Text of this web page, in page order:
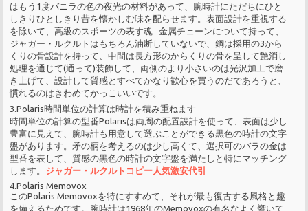
はもう1度バニラの色の夜光の材料があって、腕時計にただちにひと
しきりひとしきり昔を懐かしむ味を配らせます。表面設計を重視する
を除いて、高級のスポーツの表す魂─金属チェーンについて持って、
ジャガー・ルクルトはもちろん油断していないで、鋼は採用の3から
くりの骨設計を持って、中間は長方形のからくりの骨を呈して艶消し
処理を通じて(通って)装飾して、両側のより小さいのは光沢加工で磨
き上げて、設計して質感とすべてかなり歓心を買うのだであろうと、
慣れるのはきわめてかっこいいです。
3.Polaris時間単位の計算は時計を積み重ねます
時間単位の計算の型番Polarisは両周の配置設計を使って、表面は少し
豊富に見えて、腕時計も用意して選ぶことができる黒色の時計の文字
盤があります。矛の柄を考えるのは少し高くて、選択可のバラの金は
型番を表して、質感の黒色の時計の文字盤を満たしと特にマッチング
します。 ジャガー・ルクルトコピー人気激安代引
4.Polaris Memovox
このPolaris Memovoxを特にすすめて、それが最も復古する風格と趣
を備えるためです。腕時計は1968年のMemovoxの有名なよく響いて